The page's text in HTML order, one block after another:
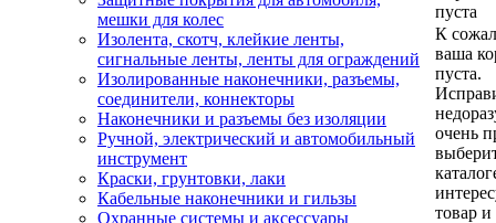
мешки для колес
Изолента, скотч, клейкие ленты,
сигнальные ленты, ленты для ограждений
Изолированные наконечники, разъемы,
соединители, коннекторы
Наконечники и разъемы без изоляции
Ручной, электрический и автомобильный
инструмент
Краски, грунтовки, лаки
Кабельные наконечники и гильзы
Охранные системы и аксессуары
пуста
К
ваша
пуста.
очень
товар и